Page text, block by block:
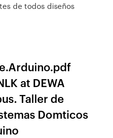
de todos diseños
at DEWA
Taller de
Domticos